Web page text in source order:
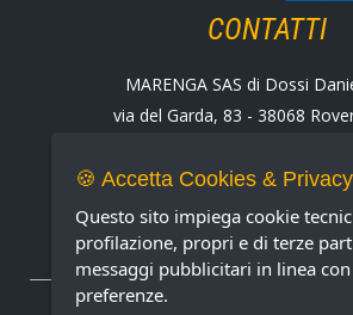
CONTATTI
MARENGA SAS di Dossi
via del Garda, 83 - 38068
Fax +39 0464 430938
E-mail:
Partita IVA
METODI DI PAGAMENTO
🍪 Accetta Cookies &
Questo sito impiega cookie
profilazione, propri e di terze
messaggi pubblicitari in linea
preferenze.